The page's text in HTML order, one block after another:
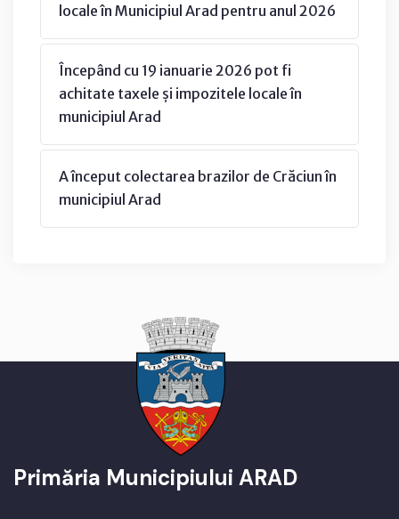
locale în Municipiul Arad pentru anul 2026
Începând cu 19 ianuarie 2026 pot fi
achitate taxele și impozitele locale în
municipiul Arad
A început colectarea brazilor de Crăciun în
municipiul Arad
Primăria Municipiului ARAD